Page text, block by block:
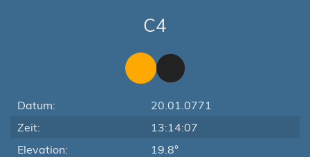
C4
Datum:
20.01.0771
Zeit:
13:14:07
Elevation:
19.8°